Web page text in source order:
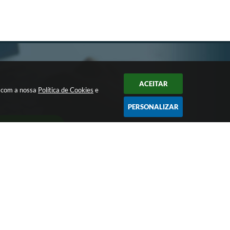
a nossa Política de Cookies e
ACEITAR
PERSONALIZAR